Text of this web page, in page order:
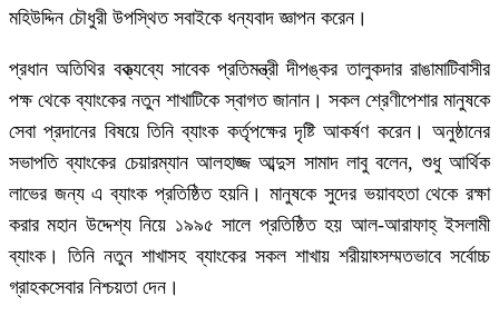
মহিউদ্দিন চৌধুরী উপস্থিত সবাইকে ধন্যবাদ জ্ঞাপন করেন।
প্রধান অতিথির বক্ত্যব্যে সাবেক প্রতিমন্ত্রী দীপঙ্কর তালুকদার রাঙামাটিবাসীর
পক্ষ থেকে ব্যাংকের নতুন শাখাটিকে স্বাগত জানান। সকল শ্রেণীপেশার মানুষকে
সেবা প্রদানের বিষয়ে তিনি ব্যাংক কর্তৃপক্ষের দৃষ্টি আকর্ষণ করেন। অনুষ্ঠানের
সভাপতি ব্যাংকের চেয়ারম্যান আলহাজ্জ আব্দুস সামাদ লাবু বলেন, শুধু আর্থিক
লাভের জন্য এ ব্যাংক প্রতিষ্ঠিত হয়নি। মানুষকে সুদের ভয়াবহতা থেকে রক্ষা
করার মহান উদ্দেশ্য নিয়ে ১৯৯৫ সালে প্রতিষ্ঠিত হয় আল-আরাফাহ্ ইসলামী
ব্যাংক। তিনি নতুন শাখাসহ ব্যাংকের সকল শাখায় শরীয়াহ্সম্মতভাবে সর্বোচ্চ
গ্রাহকসেবার নিশ্চয়তা দেন।